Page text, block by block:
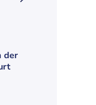
der